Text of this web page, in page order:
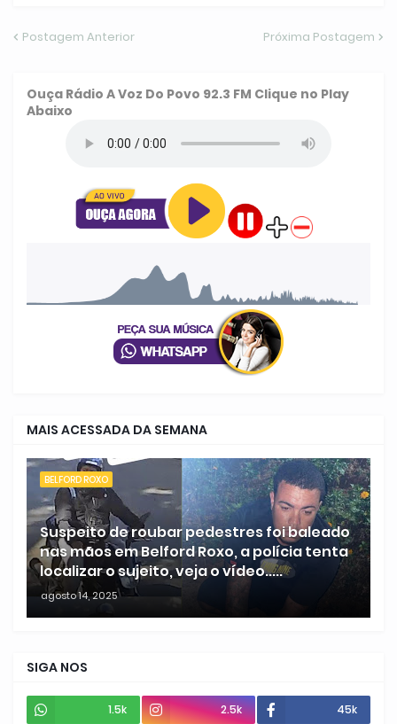
Postagem Anterior Próxima Postagem
Ouça Rádio A Voz Do Povo 92.3 FM Clique no Play
Abaixo
MAIS ACESSADA DA SEMANA
BELFORD ROXO
Suspeito de roubar pedestres foi baleado
nas mãos em Belford Roxo, a polícia tenta
localizar o sujeito, veja o vídeo.....
agosto 14, 2025
SIGA NOS
1.5k 2.5k 45k